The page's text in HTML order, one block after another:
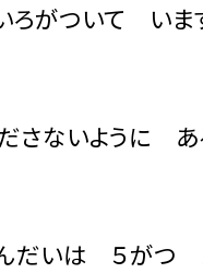
がついて いま
ないように ある
だいは ５がつ